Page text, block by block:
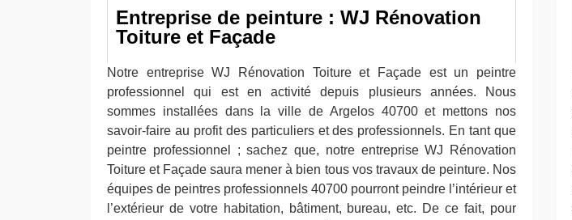
Entreprise de peinture : WJ Rénovation
Toiture et Façade
Notre entreprise WJ Rénovation Toiture et Façade est un peintre
professionnel qui est en activité depuis plusieurs années. Nous
sommes installées dans la ville de Argelos 40700 et mettons nos
savoir-faire au profit des particuliers et des professionnels. En tant que
peintre professionnel ; sachez que, notre entreprise WJ Rénovation
Toiture et Façade saura mener à bien tous vos travaux de peinture. Nos
équipes de peintres professionnels 40700 pourront peindre l’intérieur et
l’extérieur de votre habitation, bâtiment, bureau, etc. De ce fait, pour